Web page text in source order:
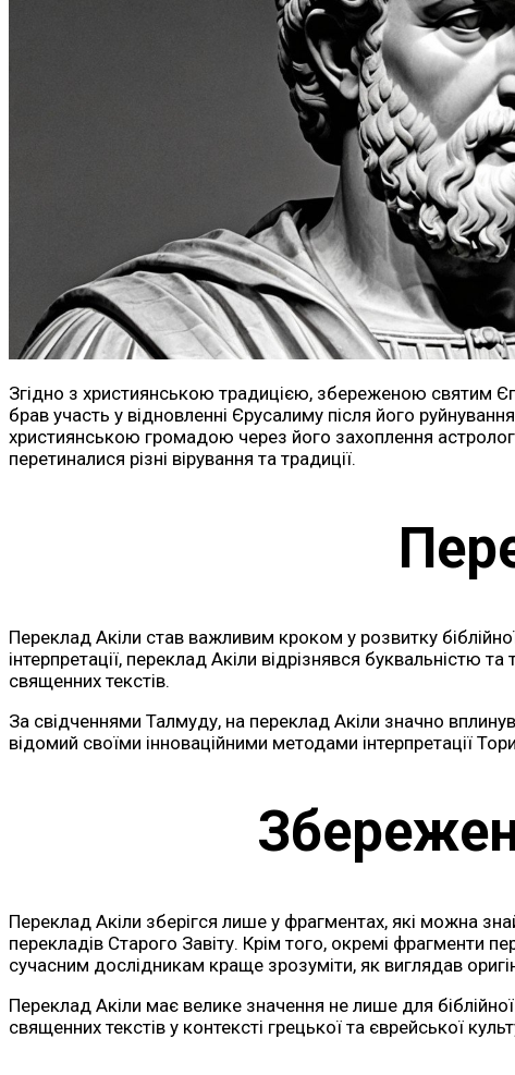
Згідно з християнською традицією, збереженою святим
брав участь у відновленні Єрусалиму після його
християнською громадою через його захоплення
перетиналися різні вірування та традиції.
Переклад Акіли став важливим кроком у розвитку
інтерпретації, переклад Акіли відрізнявся буквальністю
священних текстів.
За свідченнями Талмуду, на переклад Акіли значно
відомий своїми інноваційними методами інтерпретації
Переклад Акіли зберігся лише у фрагментах, які можна
перекладів Старого Завіту. Крім того, окремі фрагменти
сучасним дослідникам краще зрозуміти, як виглядав
Переклад Акіли має велике значення не лише для біблійної
священних текстів у контексті грецької та єврейської